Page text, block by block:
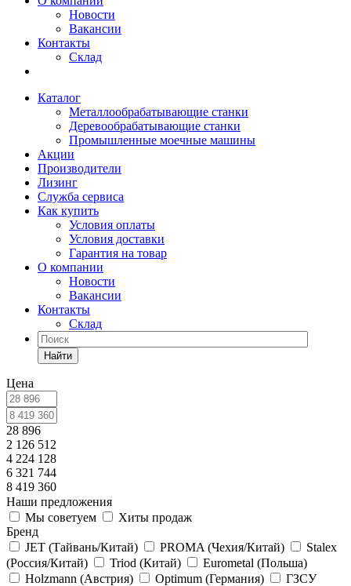
Новости
Вакансии
Контакты
Склад
Каталог
Металлообрабатывающие станки
Деревообрабатывающие станки
Промышленные моечные машины
Акции
Производители
Лизинг
Служба сервиса
Как купить
Условия оплаты
Условия доставки
Гарантия на товар
О компании
Новости
Вакансии
Контакты
Склад
Найти
Цена
28 896
2 126 512
4 224 128
6 321 744
8 419 360
Наши предложения
Мы советуем
Хиты продаж
Бренд
JET (Тайвань/Китай)
PROMA (Чехия/Китай)
Stalex
(Россия/Китай)
Triod (Китай)
Eurometal (Польша)
Holzmann (Австрия)
Optimum (Германия)
ГЗСУ